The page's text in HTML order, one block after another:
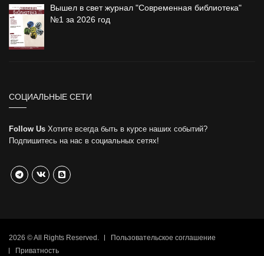
Вышел в свет журнал "Современная библиотека"
№1 за 2026 год
СОЦИАЛЬНЫЕ СЕТИ
Follow Us Хотите всегда быть в курсе наших событий?
Подпишитесь на нас в социальных сетях!
2026 © All Rights Reserved.
Пользовательское соглашение
Приватность